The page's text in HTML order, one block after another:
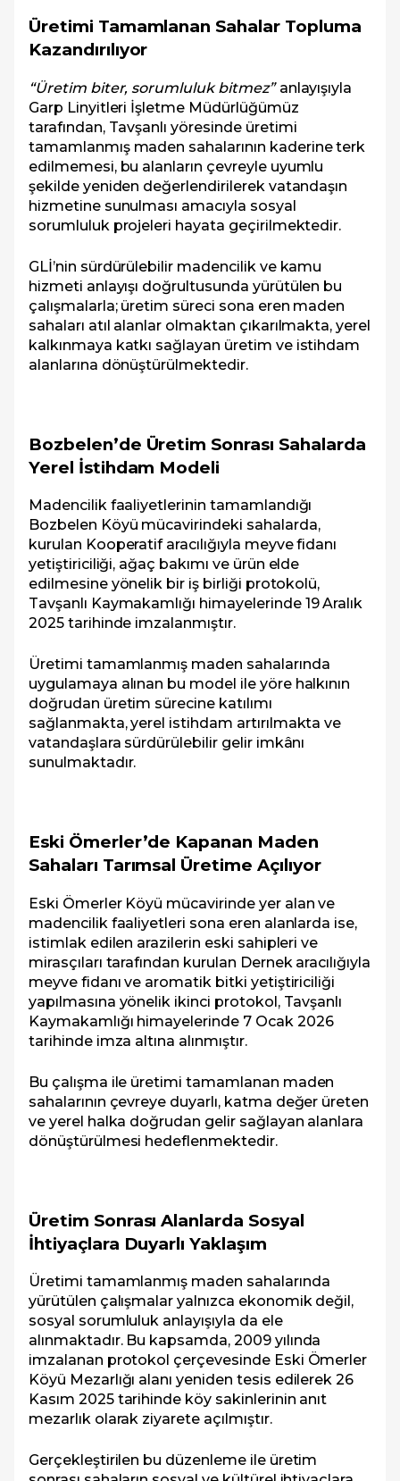
Üretimi Tamamlanan Sahalar Topluma
Kazandırılıyor
“Üretim biter, sorumluluk bitmez” anlayışıyla
Garp Linyitleri İşletme Müdürlüğümüz
tarafından, Tavşanlı yöresinde üretimi
tamamlanmış maden sahalarının kaderine terk
edilmemesi, bu alanların çevreyle uyumlu
şekilde yeniden değerlendirilerek vatandaşın
hizmetine sunulması amacıyla sosyal
sorumluluk projeleri hayata geçirilmektedir.
GLİ’nin sürdürülebilir madencilik ve kamu
hizmeti anlayışı doğrultusunda yürütülen bu
çalışmalarla; üretim süreci sona eren maden
sahaları atıl alanlar olmaktan çıkarılmakta, yerel
kalkınmaya katkı sağlayan üretim ve istihdam
alanlarına dönüştürülmektedir.
Bozbelen’de Üretim Sonrası Sahalarda
Yerel İstihdam Modeli
Madencilik faaliyetlerinin tamamlandığı
Bozbelen Köyü mücavirindeki sahalarda,
kurulan Kooperatif aracılığıyla meyve fidanı
yetiştiriciliği, ağaç bakımı ve ürün elde
edilmesine yönelik bir iş birliği protokolü,
Tavşanlı Kaymakamlığı himayelerinde 19 Aralık
2025 tarihinde imzalanmıştır.
Üretimi tamamlanmış maden sahalarında
uygulamaya alınan bu model ile yöre halkının
doğrudan üretim sürecine katılımı
sağlanmakta, yerel istihdam artırılmakta ve
vatandaşlara sürdürülebilir gelir imkânı
sunulmaktadır.
Eski Ömerler’de Kapanan Maden
Sahaları Tarımsal Üretime Açılıyor
Eski Ömerler Köyü mücavirinde yer alan ve
madencilik faaliyetleri sona eren alanlarda ise,
istimlak edilen arazilerin eski sahipleri ve
mirasçıları tarafından kurulan Dernek aracılığıyla
meyve fidanı ve aromatik bitki yetiştiriciliği
yapılmasına yönelik ikinci protokol, Tavşanlı
Kaymakamlığı himayelerinde 7 Ocak 2026
tarihinde imza altına alınmıştır.
Bu çalışma ile üretimi tamamlanan maden
sahalarının çevreye duyarlı, katma değer üreten
ve yerel halka doğrudan gelir sağlayan alanlara
dönüştürülmesi hedeflenmektedir.
Üretim Sonrası Alanlarda Sosyal
İhtiyaçlara Duyarlı Yaklaşım
Üretimi tamamlanmış maden sahalarında
yürütülen çalışmalar yalnızca ekonomik değil,
sosyal sorumluluk anlayışıyla da ele
alınmaktadır. Bu kapsamda, 2009 yılında
imzalanan protokol çerçevesinde Eski Ömerler
Köyü Mezarlığı alanı yeniden tesis edilerek 26
Kasım 2025 tarihinde köy sakinlerinin anıt
mezarlık olarak ziyarete açılmıştır.
Gerçekleştirilen bu düzenleme ile üretim